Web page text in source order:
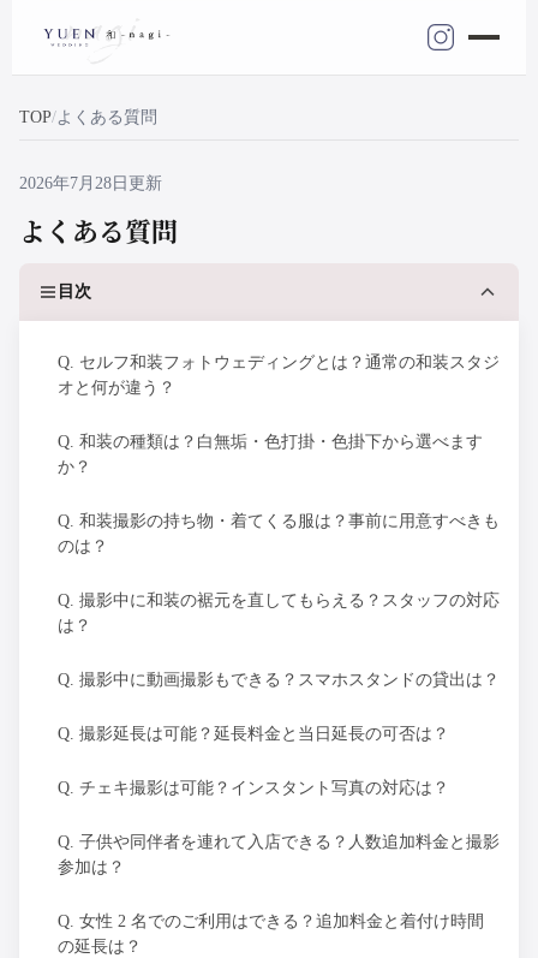
TOP よくある質問
2026年7月28日更新
よくある質問
目次
Q. セルフ和装フォトウェディングとは？通常の和装スタジ
オと何が違う？
Q. 和装の種類は？白無垢・色打掛・色掛下から選べます
か？
Q. 和装撮影の持ち物・着てくる服は？事前に用意すべきも
のは？
Q. 撮影中に和装の裾元を直してもらえる？スタッフの対応
は？
Q. 撮影中に動画撮影もできる？スマホスタンドの貸出は？
Q. 撮影延長は可能？延長料金と当日延長の可否は？
Q. チェキ撮影は可能？インスタント写真の対応は？
Q. 子供や同伴者を連れて入店できる？人数追加料金と撮影
参加は？
Q. 女性 2 名でのご利用はできる？追加料金と着付け時間
の延長は？